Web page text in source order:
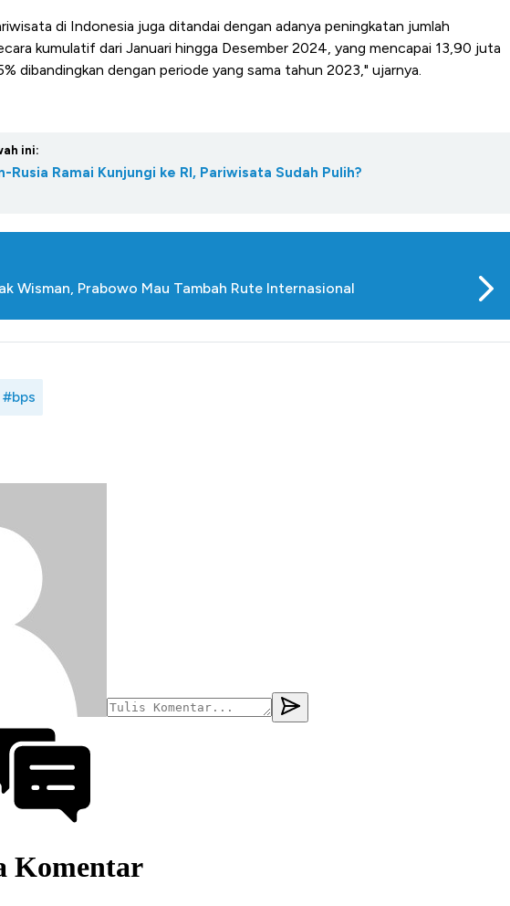
di Indonesia juga ditandai dengan adanya peningkatan jumlah
kumulatif dari Januari hingga Desember 2024, yang mencapai 13,90 juta
dibandingkan dengan periode yang sama tahun 2023," ujarnya.
ini:
Rusia Ramai Kunjungi ke RI, Pariwisata Sudah Pulih?
Wisman, Prabowo Mau Tambah Rute Internasional
#bps
Kongo Tutup Keran Ekspor, Harga